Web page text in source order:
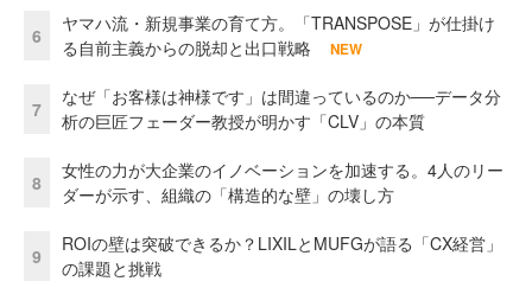
6
ヤマハ流・新規事業の育て方。「TRANSPOSE」が仕掛け
る自前主義からの脱却と出口戦略
NEW
7
なぜ「お客様は神様です」は間違っているのか──データ分
析の巨匠フェーダー教授が明かす「CLV」の本質
8
女性の力が大企業のイノベーションを加速する。4人のリー
ダーが示す、組織の「構造的な壁」の壊し方
9
ROIの壁は突破できるか？LIXILとMUFGが語る「CX経営」
の課題と挑戦